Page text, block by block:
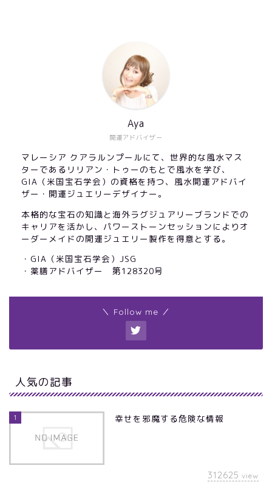
開運アドバイザー
Aya
マレーシア クアラルンプールにて、世界的な風水マス
ターであるリリアン・トゥーのもとで風水を学び、
GIA（米国宝石学会）の資格を持つ、風水開運アドバイ
ザー・開運ジュエリーデザイナー。
本格的な宝石の知識と海外ラグジュアリーブランドでの
キャリアを活かし、パワーストーンセッションによりオ
ーダーメイドの開運ジュエリー製作を得意とする。
・GIA（米国宝石学会）JSG
・薬膳アドバイザー 第128320号
＼ Follow me ／
人気の記事
1 幸せを邪魔する危険な情報
312625 view